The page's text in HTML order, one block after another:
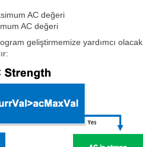
AC değeri
AC değeri
geliştirmemize yardımcı olacak